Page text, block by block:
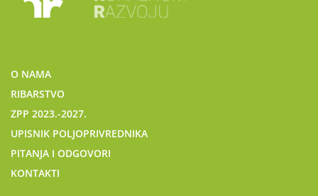
O NAMA
RIBARSTVO
ZPP 2023.-2027.
UPISNIK POLJOPRIVREDNIKA
PITANJA I ODGOVORI
KONTAKTI